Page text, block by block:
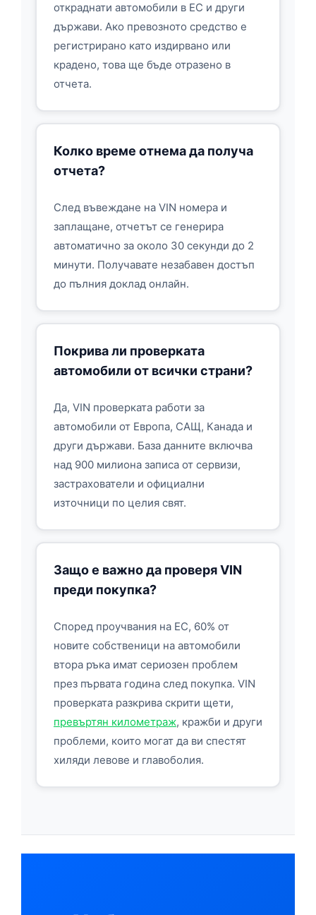
откраднати автомобили в ЕС и други
държави. Ако превозното средство е
регистрирано като издирвано или
крадено, това ще бъде отразено в
отчета.
Колко време отнема да получа
отчета?
След въвеждане на VIN номера и
заплащане, отчетът се генерира
автоматично за около 30 секунди до 2
минути. Получавате незабавен достъп
до пълния доклад онлайн.
Покрива ли проверката
автомобили от всички страни?
Да, VIN проверката работи за
автомобили от Европа, САЩ, Канада и
други държави. База данните включва
над 900 милиона записа от сервизи,
застрахователи и официални
източници по целия свят.
Защо е важно да проверя VIN
преди покупка?
Според проучвания на ЕС, 60% от
новите собственици на автомобили
втора ръка имат сериозен проблем
през първата година след покупка. VIN
проверката разкрива скрити щети,
превъртян километраж, кражби и други
проблеми, които могат да ви спестят
хиляди левове и главоболия.